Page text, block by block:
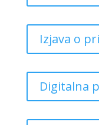
Izjava o
Digitalna